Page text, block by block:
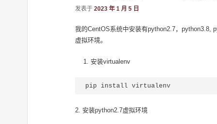
发表于 2023 年 1 月 5 日
我的CentOS系统中安装有python2.7，python3.8,
虚拟环境。
安装virtualenv
pip install virtualenv
2. 安装python2.7虚拟环境